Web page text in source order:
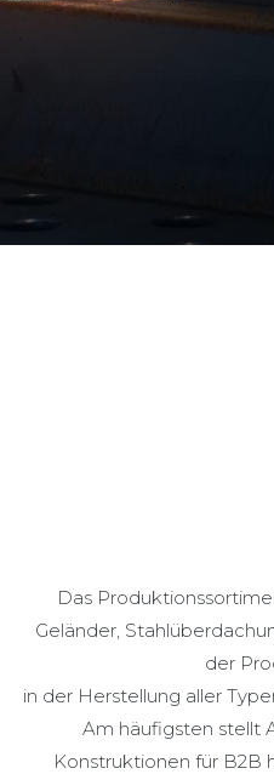
Das
Geländer,
der
in der Herstellung aller
Am häufigsten stellt
Konstruktionen für B2B